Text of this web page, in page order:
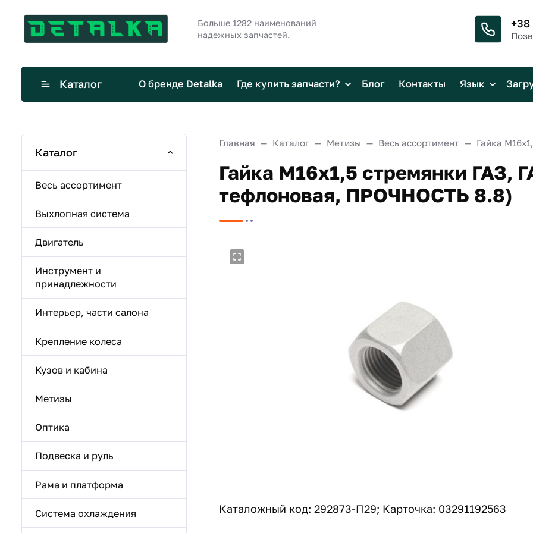
Больше 1282 наименований
надежных запчастей.
Каталог О бренде Detalka Где купить запчасти? Блог Контакты Язык
Главная Каталог Метизы Весь ассортимент
Гайка М16х1,5 стремянки ГАЗ,
тефлоновая, ПРОЧНОСТЬ 8.8)
Каталожный код: 292873-П29; Карточка: 03291192563
Каталог
Весь ассортимент
Выхлопная система
Двигатель
Инструмент и
принадлежности
Интерьер, части салона
Крепление колеса
Кузов и кабина
Метизы
Оптика
Подвеска и руль
Рама и платформа
Система охлаждения